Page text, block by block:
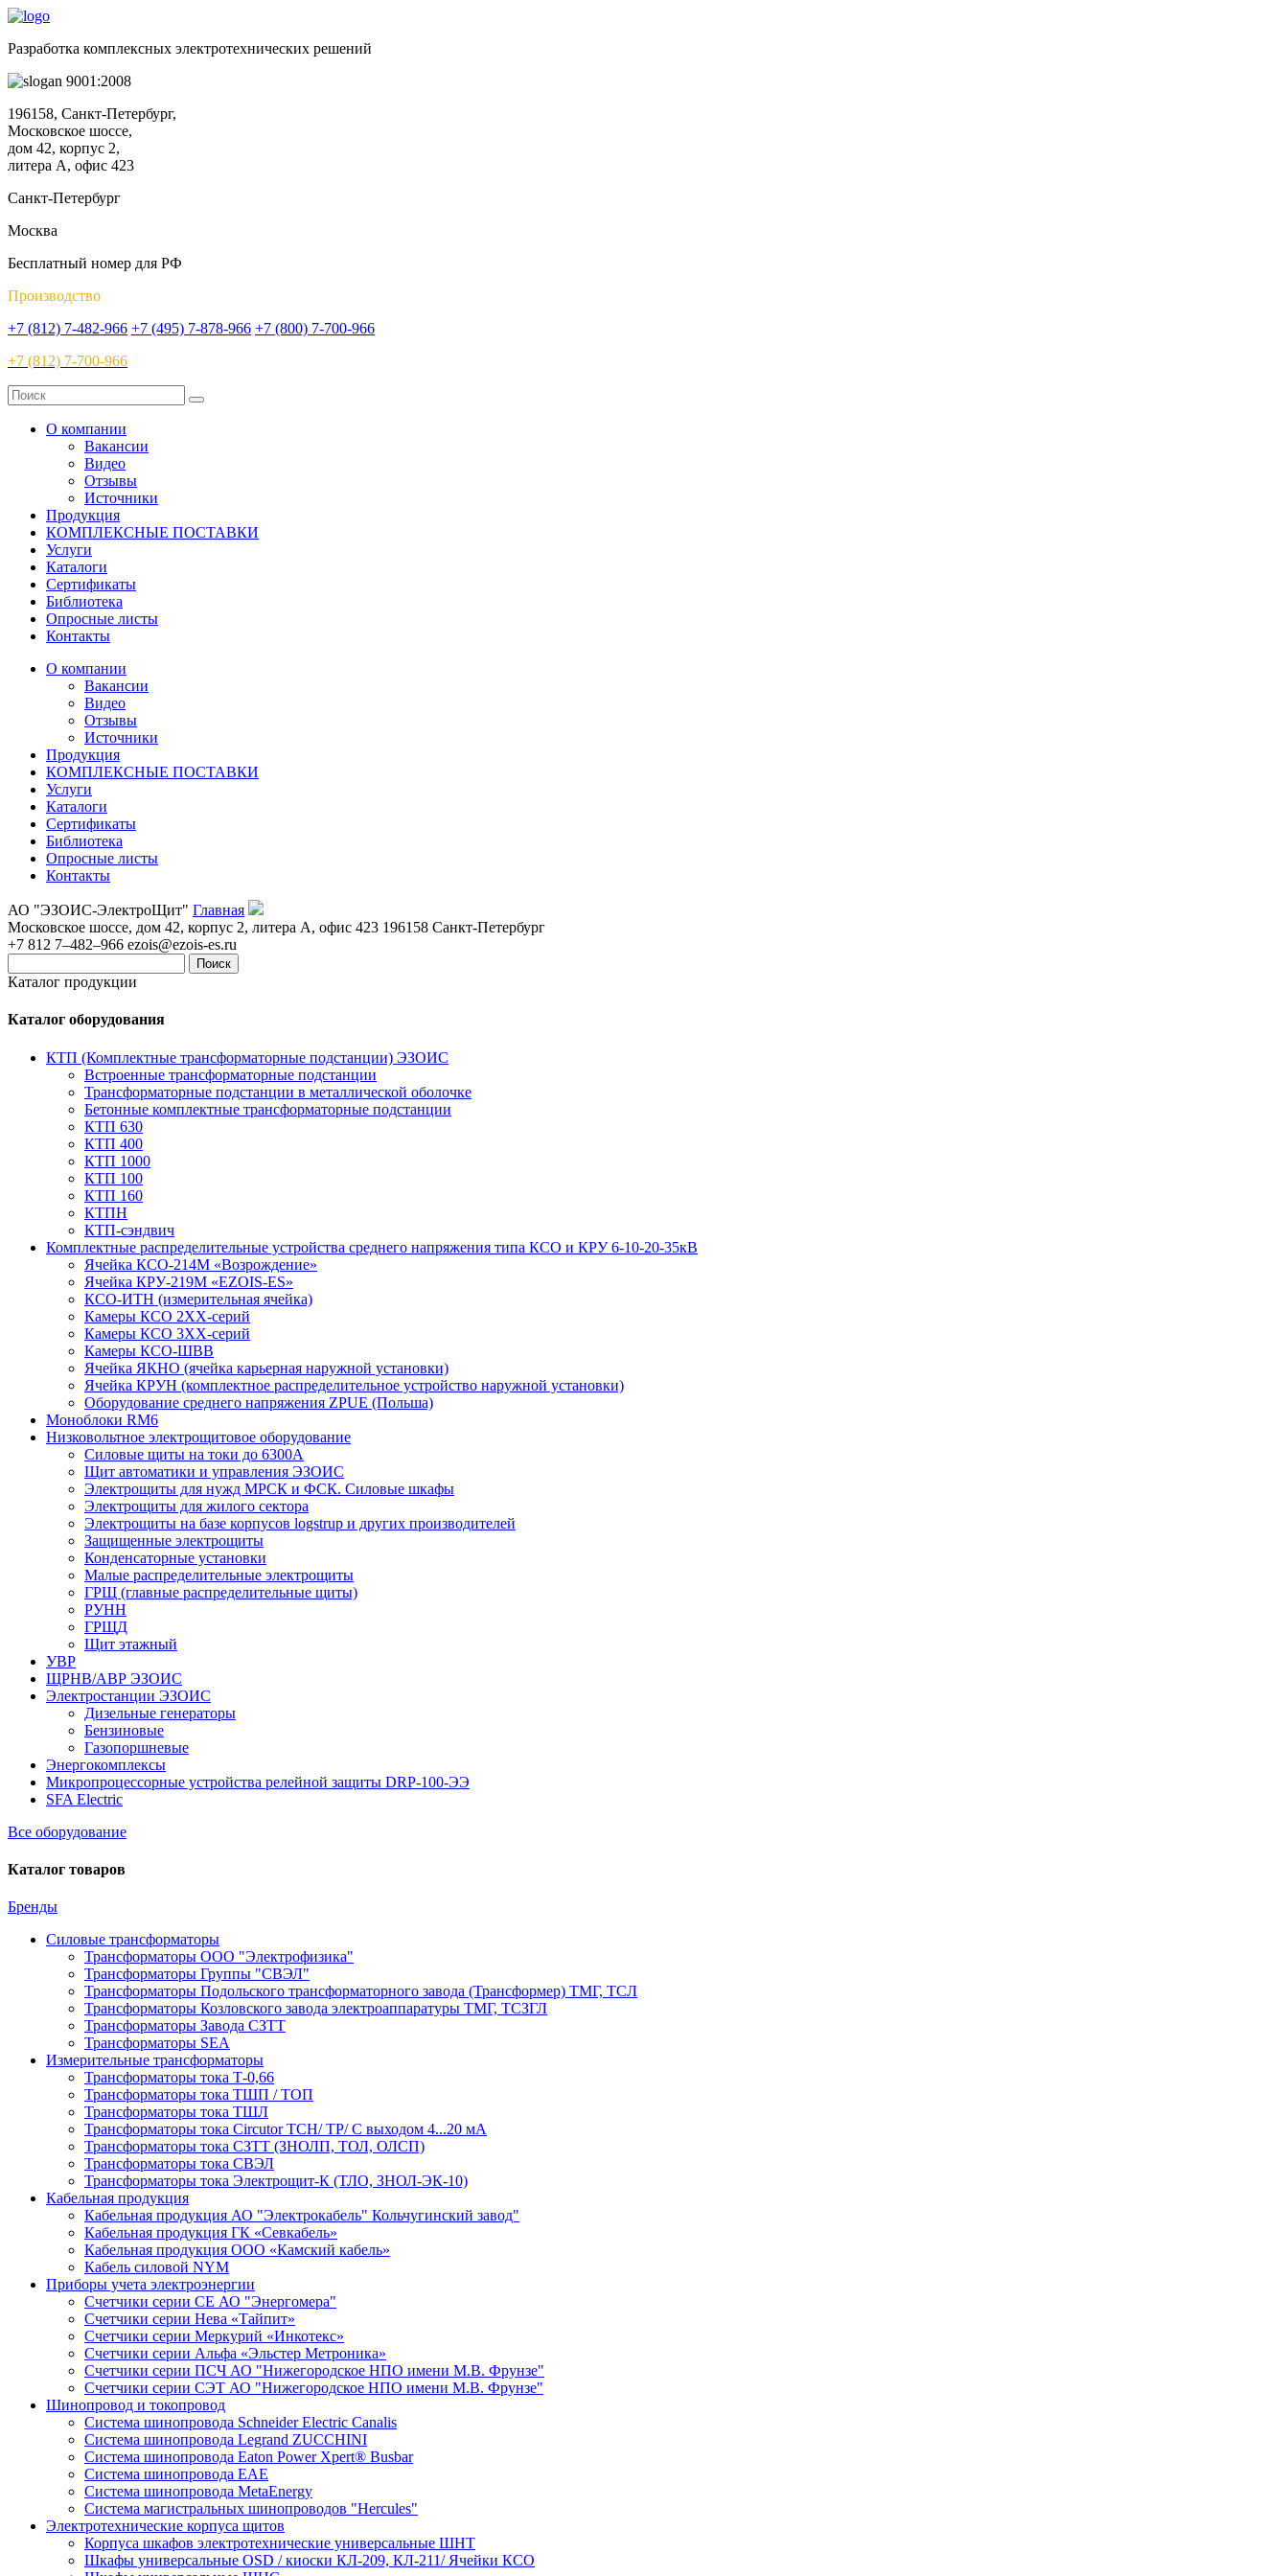
Разработка комплексных электротехнических решений
9001:2008
196158, Санкт-Петербург,
Московское шоссе,
дом 42, корпус 2,
литера А, офис 423
Санкт-Петербург
Москва
Бесплатный номер для РФ
Производство
+7 (812) 7-482-966 +7 (495) 7-878-966 +7 (800) 7-700-966
+7 (812) 7-700-966
О компании
Вакансии
Видео
Отзывы
Источники
Продукция
КОМПЛЕКСНЫЕ ПОСТАВКИ
Услуги
Каталоги
Сертификаты
Библиотека
Опросные листы
Контакты
О компании
Вакансии
Видео
Отзывы
Источники
Продукция
КОМПЛЕКСНЫЕ ПОСТАВКИ
Услуги
Каталоги
Сертификаты
Библиотека
Опросные листы
Контакты
АО "ЭЗОИС-ЭлектроЩит" Главная
Московское шоссе, дом 42, корпус 2, литера А, офис 423 196158 Санкт-Петербург
+7 812 7–482–966 ezois@ezois-es.ru
Поиск
Каталог продукции
Каталог оборудования
КТП (Комплектные трансформаторные подстанции) ЭЗОИС
Встроенные трансформаторные подстанции
Трансформаторные подстанции в металлической оболочке
Бетонные комплектные трансформаторные подстанции
КТП 630
КТП 400
КТП 1000
КТП 100
КТП 160
КТПН
КТП-сэндвич
Комплектные распределительные устройства среднего напряжения типа КСО и КРУ 6-10-20-35кВ
Ячейка КСО-214М «Возрождение»
Ячейка КРУ-219М «EZOIS-ES»
КСО-ИТН (измерительная ячейка)
Камеры КСО 2ХХ-серий
Камеры КСО 3ХХ-серий
Камеры КСО-ШВВ
Ячейка ЯКНО (ячейка карьерная наружной установки)
Ячейка КРУН (комплектное распределительное устройство наружной установки)
Оборудование среднего напряжения ZPUE (Польша)
Моноблоки RM6
Низковольтное электрощитовое оборудование
Силовые щиты на токи до 6300А
Щит автоматики и управления ЭЗОИС
Электрощиты для нужд МРСК и ФСК. Силовые шкафы
Электрощиты для жилого сектора
Электрощиты на базе корпусов logstrup и других производителей
Защищенные электрощиты
Конденсаторные установки
Малые распределительные электрощиты
ГРЩ (главные распределительные щиты)
РУНН
ГРЩД
Щит этажный
УВР
ЩРНВ/АВР ЭЗОИС
Электростанции ЭЗОИС
Дизельные генераторы
Бензиновые
Газопоршневые
Энергокомплексы
Микропроцессорные устройства релейной защиты DRP-100-ЭЭ
SFA Electric
Все оборудование
Каталог товаров
Бренды
Силовые трансформаторы
Трансформаторы ООО "Электрофизика"
Трансформаторы Группы "СВЭЛ"
Трансформаторы Подольского трансформаторного завода (Трансформер) ТМГ, ТСЛ
Трансформаторы Козловского завода электроаппаратуры ТМГ, ТСЗГЛ
Трансформаторы Завода СЗТТ
Трансформаторы SEA
Измерительные трансформаторы
Трансформаторы тока Т-0,66
Трансформаторы тока ТШП / ТОП
Трансформаторы тока ТШЛ
Трансформаторы тока Circutor TCH/ TP/ С выходом 4...20 мА
Трансформаторы тока СЗТТ (ЗНОЛП, ТОЛ, ОЛСП)
Трансформаторы тока СВЭЛ
Трансформаторы тока Электрощит-К (ТЛО, ЗНОЛ-ЭК-10)
Кабельная продукция
Кабельная продукция АО "Электрокабель" Кольчугинский завод"
Кабельная продукция ГК «Севкабель»
Кабельная продукция ООО «Камский кабель»
Кабель силовой NYM
Приборы учета электроэнергии
Счетчики серии СЕ АО "Энергомера"
Счетчики серии Нева «Тайпит»
Счетчики серии Меркурий «Инкотекс»
Счетчики серии Альфа «Эльстер Метроника»
Счетчики серии ПСЧ АО "Нижегородское НПО имени М.В. Фрунзе"
Счетчики серии СЭТ АО "Нижегородское НПО имени М.В. Фрунзе"
Шинопровод и токопровод
Система шинопровода Schneider Electric Canalis
Система шинопровода Legrand ZUCCHINI
Система шинопровода Eaton Power Xpert® Busbar
Система шинопровода EAE
Система шинопровода MetaEnergy
Система магистральных шинопроводов "Hercules"
Электротехнические корпуса щитов
Корпуса шкафов электротехнические универсальные ШНТ
Шкафы универсальные OSD / киоски КЛ-209, КЛ-211/ Ячейки КСО